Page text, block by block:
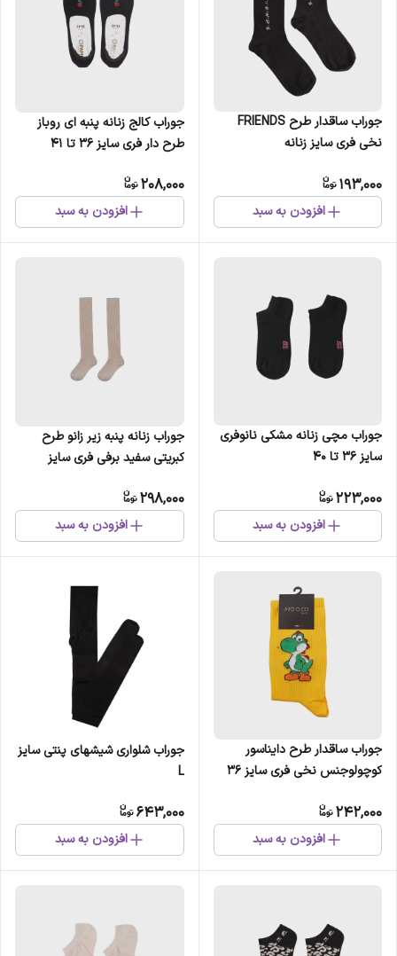
جوراب ساقدار طرح FRIENDS
نخی فری سایز زنانه
193,000
افزودن به سبد
جوراب کالج زنانه پنبه ای روباز
طرح دار فری سایز 36 تا 41
208,000
افزودن به سبد
جوراب مچی زنانه مشکی نانوفری
سایز 36 تا 40
223,000
افزودن به سبد
جوراب زنانه پنبه زیر زانو طرح
کبریتی سفید برفی فری سایز
298,000
افزودن به سبد
جوراب ساقدار طرح دایناسور
کوچولوجنس نخی فری سایز 36
242,000
افزودن به سبد
جوراب شلواری شیشهای پنتی سایز
L
643,000
افزودن به سبد